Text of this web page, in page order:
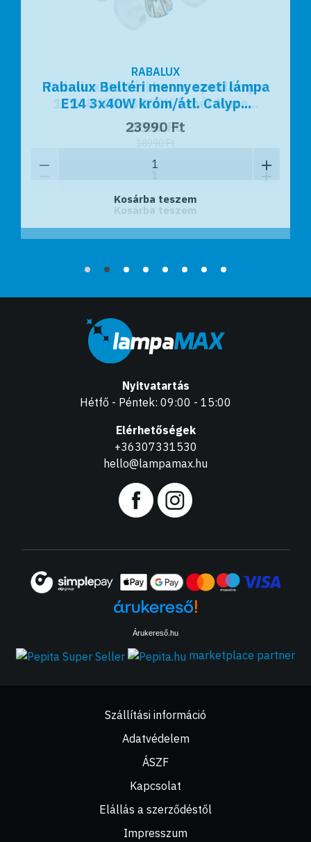
RABALUX
Rabalux Beltéri mennyezeti lámpa
E14 3x40W króm/átl. Calyp...
23990 Ft
Kosárba teszem
RABALUX
Rabalux Beltéri karos spotlámpa
12W 840lm 3000K fehér Kare...
6610 Ft
Kosárba teszem
Nyitvatartás
Hétfő - Péntek: 09:00 - 15:00
Elérhetőségek
+36307331530
hello@lampamax.hu
Árukereső.hu
marketplace partner
Szállítási információ
Adatvédelem
ÁSZF
Kapcsolat
Elállás a szerződéstől
Impresszum